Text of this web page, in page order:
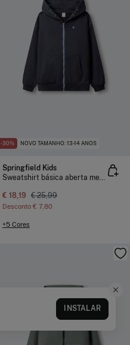
-30% NOVO TAMANHO: 13-14 ANOS
Springfield Kids
Sweatshirt básica aberta menino
€ 18,19 € 25,99
Desconto € 7,80
+5 Cores
INSTALAR